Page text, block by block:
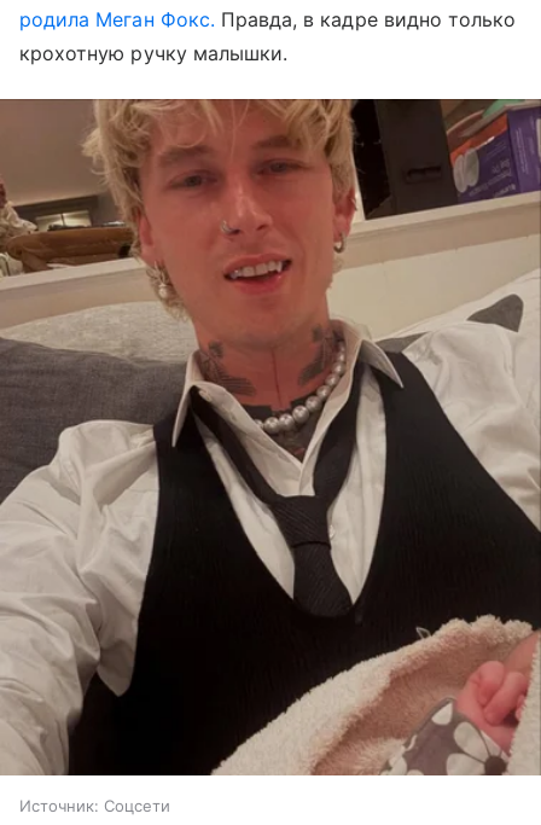
родила Меган Фокс. Правда, в кадре видно только
крохотную ручку малышки.
Источник: Соцсети